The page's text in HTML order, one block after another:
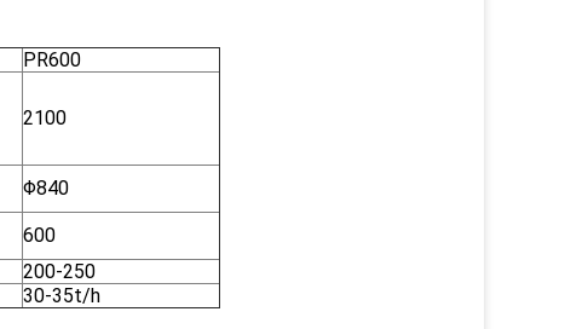
PR600
2100
Φ840
600
200-250
30-35t/h